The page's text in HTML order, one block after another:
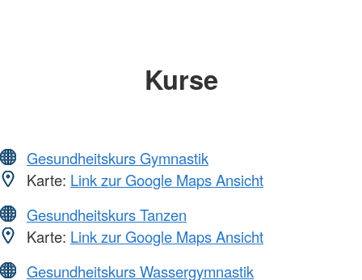
Kurse
Gesundheitskurs Gymnastik
Karte: Link zur Google Maps Ansicht
Gesundheitskurs Tanzen
Karte: Link zur Google Maps Ansicht
Gesundheitskurs Wassergymnastik